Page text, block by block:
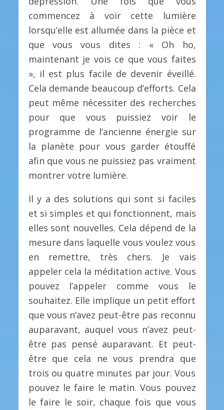
commencez à voir cette lumière
lorsqu’elle est allumée dans la pièce et
que vous vous dites : « Oh ho,
maintenant je vois ce que vous faites
», il est plus facile de devenir éveillé.
Cela demande beaucoup d’efforts. Cela
peut même nécessiter des recherches
pour que vous puissiez voir le
programme de l’ancienne énergie sur
la planète pour vous garder étouffé
afin que vous ne puissiez pas vraiment
montrer votre lumière.
Il y a des solutions qui sont si faciles
et si simples et qui fonctionnent, mais
elles sont nouvelles. Cela dépend de la
mesure dans laquelle vous voulez vous
en remettre, très chers. Je vais
appeler cela la méditation active. Vous
pouvez l’appeler comme vous le
souhaitez. Elle implique un petit effort
que vous n’avez peut-être pas reconnu
auparavant, auquel vous n’avez peut-
être pas pensé auparavant. Et peut-
être que cela ne vous prendra que
trois ou quatre minutes par jour. Vous
pouvez le faire le matin. Vous pouvez
le faire le soir, chaque fois que vous